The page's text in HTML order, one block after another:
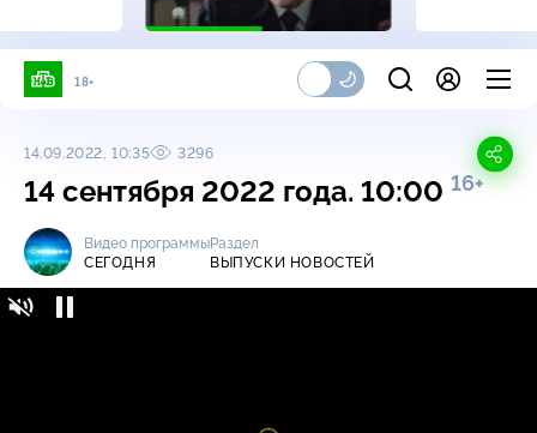
18+
14.09.2022, 10:35 3296
14 сентября 2022 года. 10:00 16+
Видео программы
СЕГОДНЯ
Раздел
ВЫПУСКИ НОВОСТЕЙ